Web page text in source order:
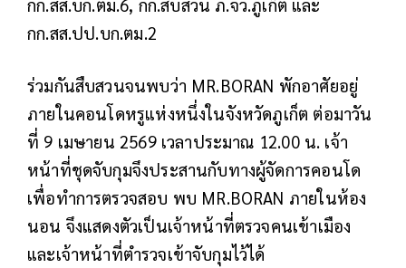
กก.สส.บก.ตม.6, กก.สืบสวน ภ.จว.ภูเก็ต และ
กก.สส.ปป.บก.ตม.2
ร่วมกันสืบสวนจนพบว่า MR.BORAN พักอาศัยอยู่
ภายในคอนโดหรูแห่งหนึ่งในจังหวัดภูเก็ต ต่อมาวัน
ที่ 9 เมษายน 2569 เวลาประมาณ 12.00 น. เจ้า
หน้าที่ชุดจับกุมจึงประสานกับทางผู้จัดการคอนโด
เพื่อทำการตรวจสอบ พบ MR.BORAN ภายในห้อง
นอน จึงแสดงตัวเป็นเจ้าหน้าที่ตรวจคนเข้าเมือง
และเจ้าหน้าที่ตำรวจเข้าจับกุมไว้ได้